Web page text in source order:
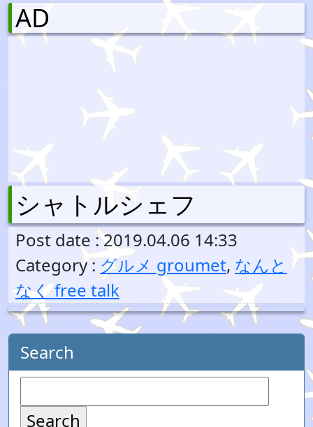
AD
シャトルシェフ
Post date : 2019.04.06 14:33
Category : グルメ groumet, なんと
なく free talk
Search
Search